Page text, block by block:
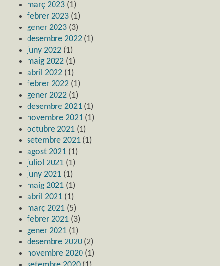
març 2023 (1)
febrer 2023 (1)
gener 2023 (3)
desembre 2022 (1)
juny 2022 (1)
maig 2022 (1)
abril 2022 (1)
febrer 2022 (1)
gener 2022 (1)
desembre 2021 (1)
novembre 2021 (1)
octubre 2021 (1)
setembre 2021 (1)
agost 2021 (1)
juliol 2021 (1)
juny 2021 (1)
maig 2021 (1)
abril 2021 (1)
març 2021 (5)
febrer 2021 (3)
gener 2021 (1)
desembre 2020 (2)
novembre 2020 (1)